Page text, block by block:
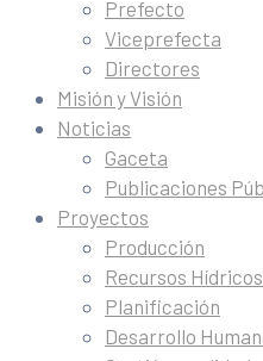
Prefecto
Viceprefecta
Directores
Misión y Visión
Noticias
Gaceta
Publicaciones
Proyectos
Producción
Recursos Hídricos
Planificación
Desarrollo